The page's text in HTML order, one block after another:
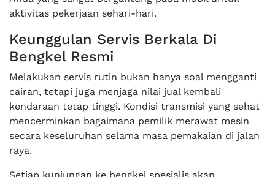
aktivitas pekerjaan sehari-hari.
Keunggulan Servis Berkala Di
Bengkel Resmi
Melakukan servis rutin bukan hanya soal mengganti
cairan, tetapi juga menjaga nilai jual kembali
kendaraan tetap tinggi. Kondisi transmisi yang sehat
mencerminkan bagaimana pemilik merawat mesin
secara keseluruhan selama masa pemakaian di jalan
raya.